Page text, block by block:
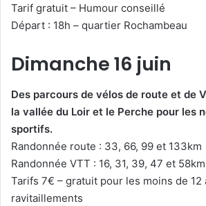
Tarif gratuit – Humour conseillé
Départ : 18h – quartier Rochambeau
Dimanche 16 juin
Des parcours de vélos de route et de
la vallée du Loir et le Perche pour les
sportifs.
Randonnée route : 33, 66, 99 et 133km
Randonnée VTT : 16, 31, 39, 47 et 58km
Tarifs 7€ – gratuit pour les moins de 12
ravitaillements